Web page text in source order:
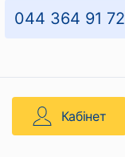
044 364 91 72
Кабінет